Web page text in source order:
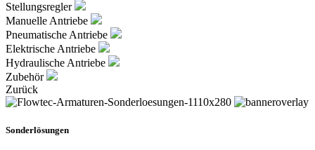
Stellungsregler
Manuelle Antriebe
Pneumatische Antriebe
Elektrische Antriebe
Hydraulische Antriebe
Zubehör
Zurück
Sonderlösungen